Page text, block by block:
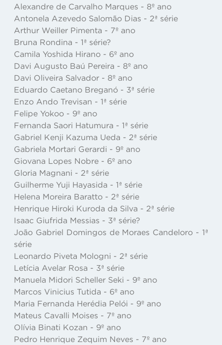
Alexandre de Carvalho Marques - 8º ano
Antonela Azevedo Salomão Dias - 2ª série
Arthur Weiller Pimenta - 7º ano
Bruna Rondina - 1ª série?
Camila Yoshida Hirano - 6º ano
Davi Augusto Baú Pereira - 8º ano
Davi Oliveira Salvador - 8º ano
Eduardo Caetano Breganó - 3ª série
Enzo Ando Trevisan - 1ª série
Felipe Yokoo - 9º ano
Fernanda Saori Hatumura - 1ª série
Gabriel Kenji Kazuma Ueda - 2ª série
Gabriela Mortari Gerardi - 9º ano
Giovana Lopes Nobre - 6º ano
Gloria Magnani - 2ª série
Guilherme Yuji Hayasida - 1ª série
Helena Moreira Baratto - 2ª série
Henrique Hiroki Kuroda da Silva - 2ª série
Isaac Giufrida Messias - 3ª série?
João Gabriel Domingos de Moraes Candeloro - 1ª
série
Leonardo Piveta Mologni - 2ª série
Letícia Avelar Rosa - 3ª série
Manuela Midori Scheller Seki - 9º ano
Marcos Vinicius Tutida - 6º ano
Maria Fernanda Herédia Pelói - 9º ano
Mateus Cavalli Moises - 7º ano
Olívia Binati Kozan - 9º ano
Pedro Henrique Zequim Neves - 7º ano